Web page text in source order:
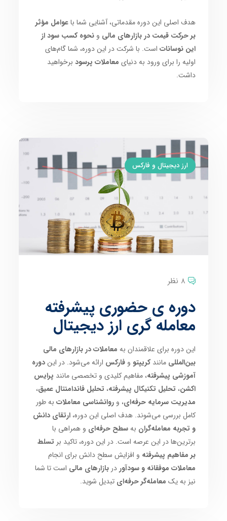
هدف اصلی این دوره مقدماتی، آشنایی شما باعوامل مؤثر
بر حرکت قیمت در بازارهای مالی ونحوه کسب سود از
این نوسانات است. با شرکت در این دوره، شما گام‌های
اولیه را برای ورود به دنیای معاملات پرسود برخواهید
داشت.
ارز دیجیتال و فارکس
8 نظر
دوره ی حضوری پیشرفته
معامله گری ارز دیجیتال
این دوره برای علاقمندان به معاملات در بازارهای مالی
بین‌المللی مانندکریپتو وفارکس ارائه می‌شود. در ایندوره
آموزشی پیشرفته، مفاهیم کلیدی و تخصصی مانند پرایس
اکشن، تحلیل تکنیکال پیشرفته، تحلیل فاندامنتال عمیق،
مدیریت سرمایه حرفه‌ای، وروانشناسی معاملات به طور
کامل بررسی می‌شوند. هدف اصلی این دوره،ارتقای دانش
و تجربه معامله‌گران بهسطح حرفه‌ای و همراهی با
برترین‌ها در این عرصه است. در این دوره، تاکید بر تسلط
بر مفاهیم پیشرفته و افزایش سطح دانش برای انجام
معاملات موفقانه و سودآور دربازارهای مالی است تا شما
نیز به یک معامله‌گر حرفه‌ای تبدیل شوید.